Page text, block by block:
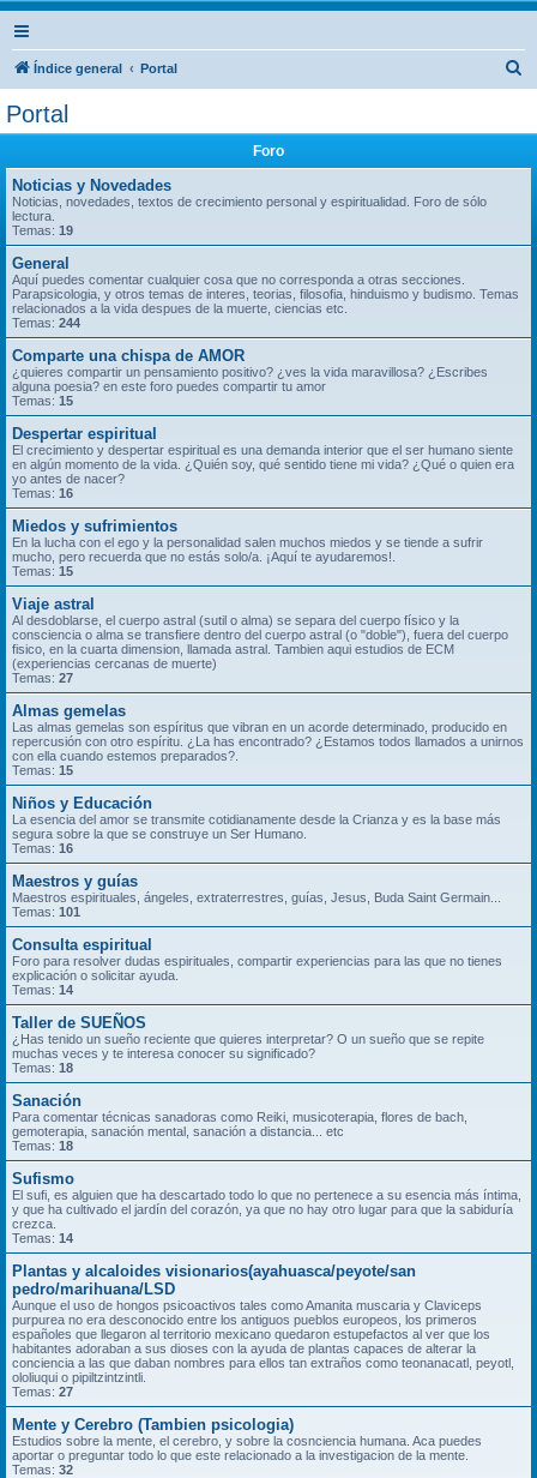
Índice general Portal
Portal
Foro
Noticias y Novedades
Noticias, novedades, textos de crecimiento personal y espiritualidad. Foro de sólo
lectura.
Temas: 19
General
Aquí puedes comentar cualquier cosa que no corresponda a otras secciones.
Parapsicologia, y otros temas de interes, teorias, filosofia, hinduismo y budismo. Temas
relacionados a la vida despues de la muerte, ciencias etc.
Temas: 244
Comparte una chispa de AMOR
¿quieres compartir un pensamiento positivo? ¿ves la vida maravillosa? ¿Escribes
alguna poesia? en este foro puedes compartir tu amor
Temas: 15
Despertar espiritual
El crecimiento y despertar espiritual es una demanda interior que el ser humano siente
en algún momento de la vida. ¿Quién soy, qué sentido tiene mi vida? ¿Qué o quien era
yo antes de nacer?
Temas: 16
Miedos y sufrimientos
En la lucha con el ego y la personalidad salen muchos miedos y se tiende a sufrir
mucho, pero recuerda que no estás solo/a. ¡Aquí te ayudaremos!.
Temas: 15
Viaje astral
Al desdoblarse, el cuerpo astral (sutil o alma) se separa del cuerpo físico y la
consciencia o alma se transfiere dentro del cuerpo astral (o "doble"), fuera del cuerpo
fisico, en la cuarta dimension, llamada astral. Tambien aqui estudios de ECM
(experiencias cercanas de muerte)
Temas: 27
Almas gemelas
Las almas gemelas son espíritus que vibran en un acorde determinado, producido en
repercusión con otro espíritu. ¿La has encontrado? ¿Estamos todos llamados a unirnos
con ella cuando estemos preparados?.
Temas: 15
Niños y Educación
La esencia del amor se transmite cotidianamente desde la Crianza y es la base más
segura sobre la que se construye un Ser Humano.
Temas: 16
Maestros y guías
Maestros espirituales, ángeles, extraterrestres, guías, Jesus, Buda Saint Germain...
Temas: 101
Consulta espiritual
Foro para resolver dudas espirituales, compartir experiencias para las que no tienes
explicación o solicitar ayuda.
Temas: 14
Taller de SUEÑOS
¿Has tenido un sueño reciente que quieres interpretar? O un sueño que se repite
muchas veces y te interesa conocer su significado?
Temas: 18
Sanación
Para comentar técnicas sanadoras como Reiki, musicoterapia, flores de bach,
gemoterapia, sanación mental, sanación a distancia... etc
Temas: 18
Sufismo
El sufi, es alguien que ha descartado todo lo que no pertenece a su esencia más íntima,
y que ha cultivado el jardín del corazón, ya que no hay otro lugar para que la sabiduría
crezca.
Temas: 14
Plantas y alcaloides visionarios(ayahuasca/peyote/san
pedro/marihuana/LSD
Aunque el uso de hongos psicoactivos tales como Amanita muscaria y Claviceps
purpurea no era desconocido entre los antiguos pueblos europeos, los primeros
españoles que llegaron al territorio mexicano quedaron estupefactos al ver que los
habitantes adoraban a sus dioses con la ayuda de plantas capaces de alterar la
conciencia a las que daban nombres para ellos tan extraños como teonanacatl, peyotl,
ololiuqui o pipiltzintzintli.
Temas: 27
Mente y Cerebro (Tambien psicologia)
Estudios sobre la mente, el cerebro, y sobre la cosnciencia humana. Aca puedes
aportar o preguntar todo lo que este relacionado a la investigacion de la mente.
Temas: 32